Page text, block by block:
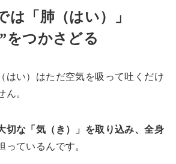
「肺（はい）」
をつかさどる
はい）はただ空気を吸って吐くだけ
ん。
切な「気（き）」を取り込み、全身
っているんです。